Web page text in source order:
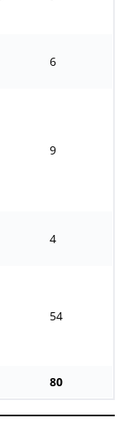
6
9
4
54
80